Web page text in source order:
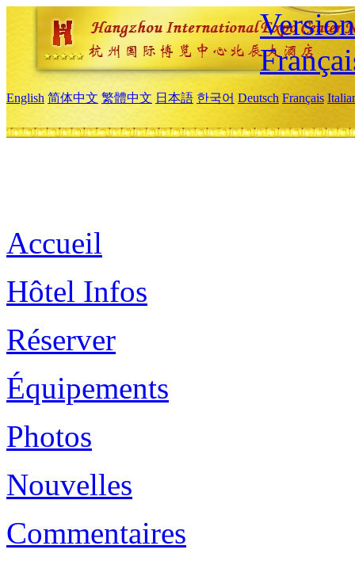
English 简体中文 繁體中文 日本語 한국어 Deutsch Français
Accueil
Hôtel Infos
Réserver
Équipements
Photos
Nouvelles
Commentaires